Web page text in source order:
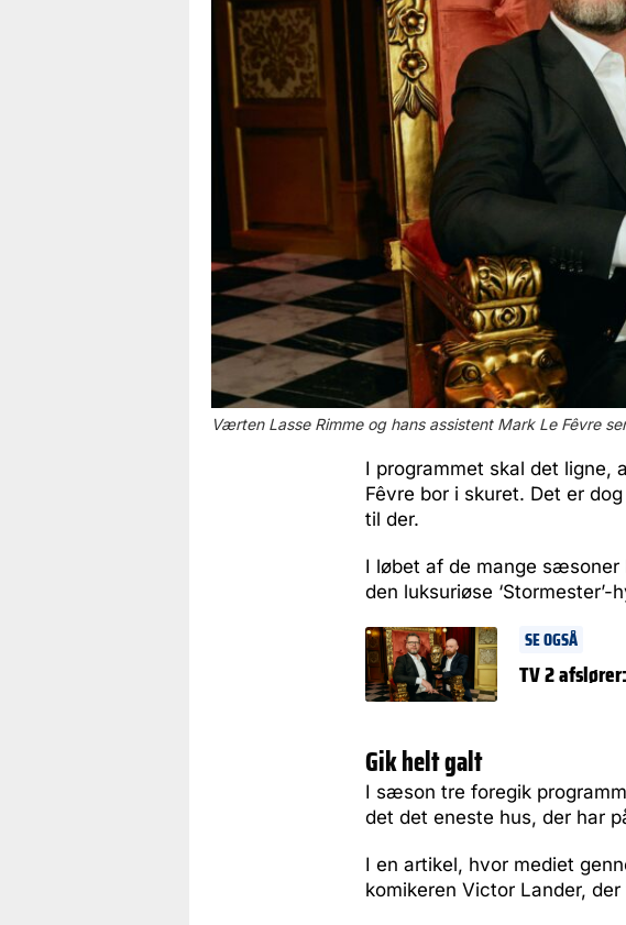
Værten Lasse Rimme og hans assistent Mark Le Fêvre
I programmet skal det ligne,
Fêvre bor i skuret. Det er
til der.
I løbet af de mange
den luksuriøse ‘Stormester’-
SE OGSÅ
TV 2
Gik helt galt
I sæson tre foregik
det det eneste hus, der har
I en artikel, hvor mediet
komikeren Victor Lander,